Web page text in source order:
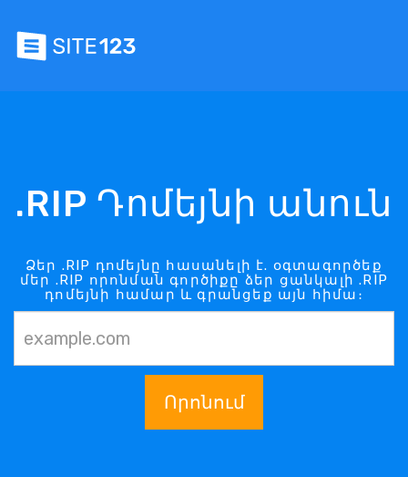
.RIP Դոմեյնի անուն
Ձեր .RIP դոմեյնը հասանելի է. օգտագործեք
մեր .RIP որոնման գործիքը ձեր ցանկալի .RIP
դոմեյնի համար և գրանցեք այն հիմա։
Որոնում